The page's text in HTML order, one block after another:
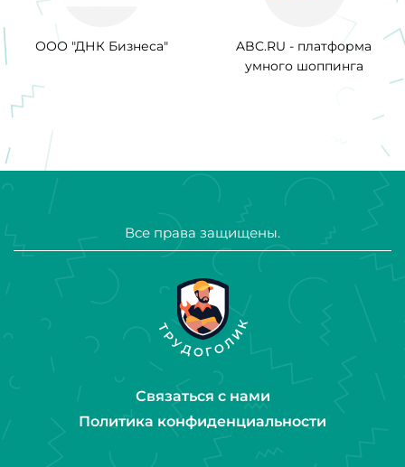
ООО "ДНК Бизнеса"
ABC.RU - платформа
умного шоппинга
Все права защищены.
Связаться с нами
Политика конфиденциальности